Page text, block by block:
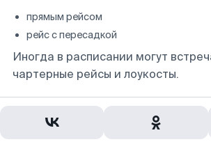
прямым рейсом
рейс с пересадкой
Иногда в расписании могут
чартерные рейсы и лоукосты.